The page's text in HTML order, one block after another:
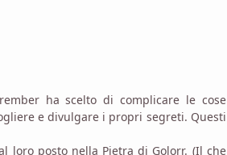
ha scelto di complicare le cose
e divulgare i propri segreti. Questi
loro posto nella Pietra di Golorr. (Il che